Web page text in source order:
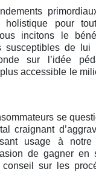
holistique pour
incitons le
susceptibles de lui
sur l’idée
plus accessible le
se
craignant
usage à notre
de gagner en
conseil sur les